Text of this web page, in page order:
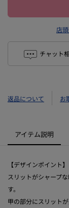
店
チャット
返品について お
アイテム説明
【デザインポイント】
スリットがシャープ
す。
甲の部分にスリット